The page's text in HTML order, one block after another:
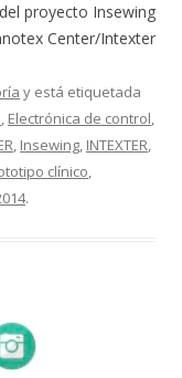
proyecto Insewing
Center/Intexter
y está etiquetada
, Electrónica de control,
, Insewing, INTEXTER,
clínico,
.